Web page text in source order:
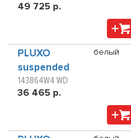
49 725 р.
PLUXO
suspended
143864W4 WD
36 465 р.
белый